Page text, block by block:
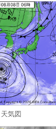
天気図